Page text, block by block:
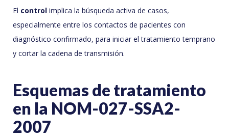
El control implica la búsqueda activa de casos,
especialmente entre los contactos de pacientes con
diagnóstico confirmado, para iniciar el tratamiento temprano
y cortar la cadena de transmisión.
Esquemas de tratamiento
en la NOM-027-SSA2-
2007